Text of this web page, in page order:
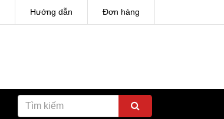
Hướng dẫn Đơn hàng